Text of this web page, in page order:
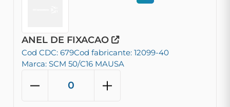
ANEL DE FIXACAO
Cod CDC: 679Cod fabricante: 12099-40
Marca: SCM 50/C16 MAUSA